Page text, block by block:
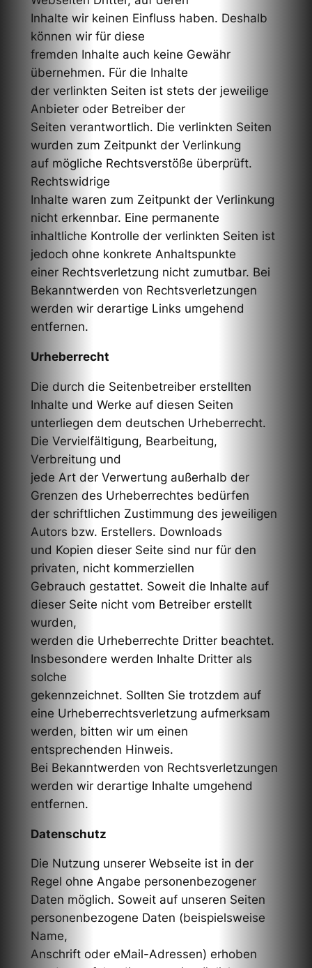
Inhalte wir keinen Einfluss haben. Deshalb
können wir für diese
fremden Inhalte auch keine Gewähr
übernehmen. Für die Inhalte
der verlinkten Seiten ist stets der jeweilige
Anbieter oder Betreiber der
Seiten verantwortlich. Die verlinkten Seiten
wurden zum Zeitpunkt der Verlinkung
auf mögliche Rechtsverstöße überprüft.
Rechtswidrige
Inhalte waren zum Zeitpunkt der Verlinkung
nicht erkennbar. Eine permanente
inhaltliche Kontrolle der verlinkten Seiten ist
jedoch ohne konkrete Anhaltspunkte
einer Rechtsverletzung nicht zumutbar. Bei
Bekanntwerden von Rechtsverletzungen
werden wir derartige Links umgehend
entfernen.
Urheberrecht
Die durch die Seitenbetreiber erstellten
Inhalte und Werke auf diesen Seiten
unterliegen dem deutschen Urheberrecht.
Die Vervielfältigung, Bearbeitung,
Verbreitung und
jede Art der Verwertung außerhalb der
Grenzen des Urheberrechtes bedürfen
der schriftlichen Zustimmung des jeweiligen
Autors bzw. Erstellers. Downloads
und Kopien dieser Seite sind nur für den
privaten, nicht kommerziellen
Gebrauch gestattet. Soweit die Inhalte auf
dieser Seite nicht vom Betreiber erstellt
wurden,
werden die Urheberrechte Dritter beachtet.
Insbesondere werden Inhalte Dritter als
solche
gekennzeichnet. Sollten Sie trotzdem auf
eine Urheberrechtsverletzung aufmerksam
werden, bitten wir um einen
entsprechenden Hinweis.
Bei Bekanntwerden von Rechtsverletzungen
werden wir derartige Inhalte umgehend
entfernen.
Datenschutz
Die Nutzung unserer Webseite ist in der
Regel ohne Angabe personenbezogener
Daten möglich. Soweit auf unseren Seiten
personenbezogene Daten (beispielsweise
Name,
Anschrift oder eMail-Adressen) erhoben